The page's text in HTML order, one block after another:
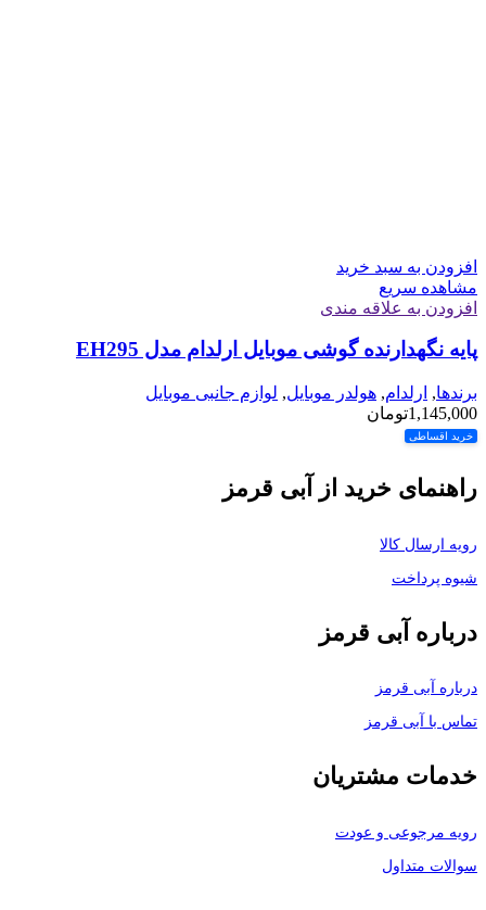
افزودن به سبد خرید
مشاهده سریع
افزودن به علاقه مندی
پایه نگهدارنده گوشی موبایل ارلدام مدل EH295
برندها, ارلدام, هولدر موبایل, لوازم جانبی موبایل
1,145,000تومان
خرید اقساطی
راهنمای خرید از آبی قرمز
رویه ارسال کالا
شیوه پرداخت
درباره آبی قرمز
درباره آبی قرمز
تماس با آبی قرمز
خدمات مشتریان
رویه مرجوعی و عودت
سوالات متداول